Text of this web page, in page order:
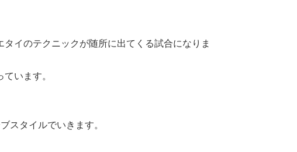
イのテクニックが随所に出てくる試合になりま
います。
スタイルでいきます。